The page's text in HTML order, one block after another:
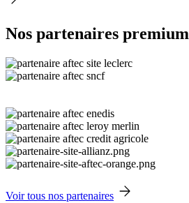
Nos partenaires premium
Voir tous nos partenaires